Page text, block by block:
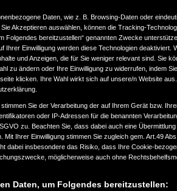
Daten, wie z. B. Browsing-Daten oder
Akzeptieren auswählen, können die Tracking-
Folgendes bereitzustellen“ genannten Zwecke
Ihrer Einwilligung werden diese Technologien deaktiviert.
und Anzeigen, die für Sie weniger relevant sind. Sie
zu ändern oder Ihre Einwilligung zu widerrufen, indem
klicken. Ihre Wahl wirkt sich auf unsere/n Website
Sie der Verarbeitung der auf Ihrem Gerät bzw.
oder IP-Adressen für die benannten
zu. Beachten Sie, dass dabei auch eine Übermittlung
Ihrer Einwilligung stimmen Sie zugleich gem. Art.49
dabei insbesondere das Risiko, dass Ihre Cookie-
möglicherweise auch ohne
Daten, um Folgendes bereitzustellen: